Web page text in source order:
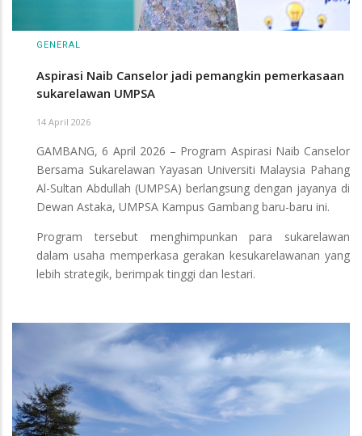
GENERAL
Aspirasi Naib Canselor jadi pemangkin pemerkasaan
sukarelawan UMPSA
14 April 2026
GAMBANG, 6 April 2026 – Program Aspirasi Naib Canselor
Bersama Sukarelawan Yayasan Universiti Malaysia Pahang
Al-Sultan Abdullah (UMPSA) berlangsung dengan jayanya di
Dewan Astaka, UMPSA Kampus Gambang baru-baru ini.
Program tersebut menghimpunkan para sukarelawan
dalam usaha memperkasa gerakan kesukarelawanan yang
lebih strategik, berimpak tinggi dan lestari.